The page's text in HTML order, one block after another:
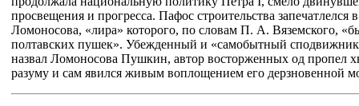
просвещения и прогресса. Пафос строительства запечатлелся
Ломоносова, «лира» которого, по словам П. А. Вяземского,
полтавских пушек». Убежденный и «самобытный
назвал Ломоносова Пушкин, автор восторженных од пропел
разуму и сам явился живым воплощением его дерзновенной